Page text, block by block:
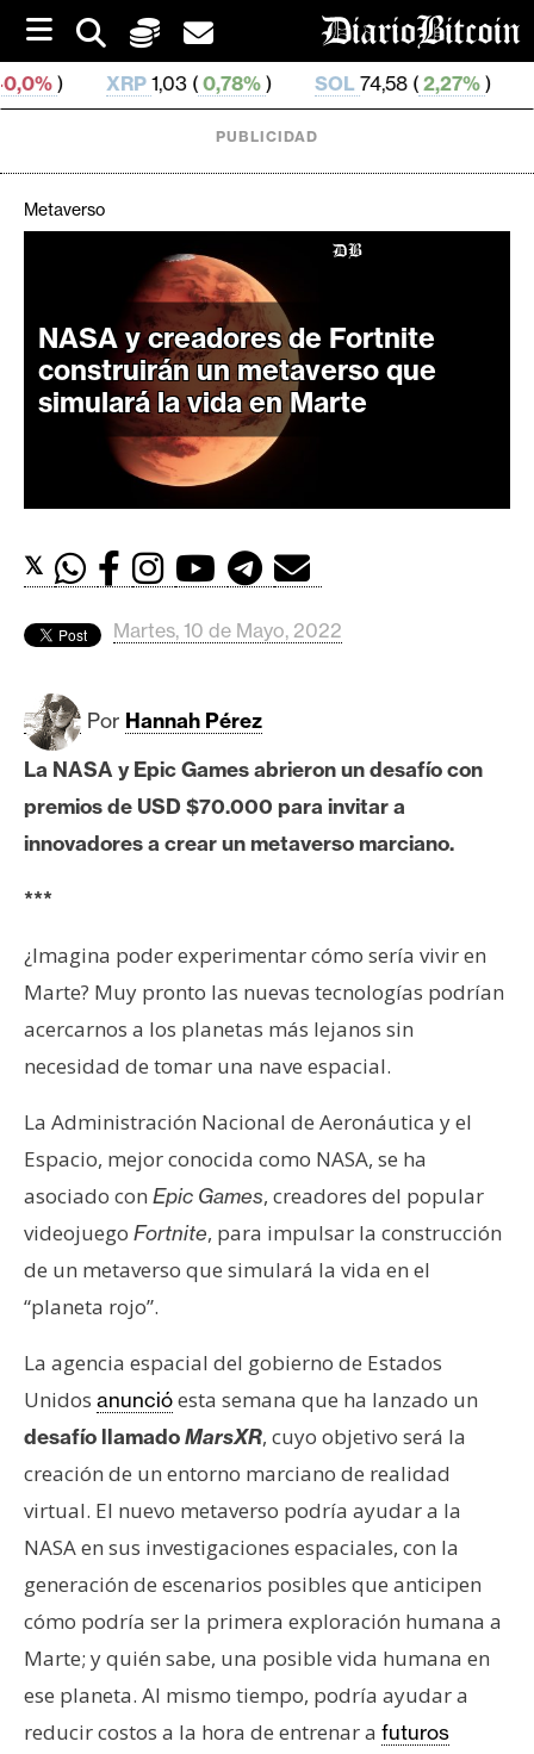
i
p
t
o
1,03 (0,78%) SOL74,58 ( 2,27%) TRX0,327 39 (
i
p
t
o
r
a
d
o
s
i
t
c
o
E
t
h
r
e
m
A
A
n
á
i
s
i
s
N
o
PUBLICIDAD
Metaverso
NASA y creadores de Fortnite
construirán un metaverso que
simulará la vida en Marte
𝕏
Martes, 10 de Mayo, 2022
Por Hannah Pérez
La NASA y Epic Games abrieron un desafío con
premios de USD $70.000 para invitar a
innovadores a crear un metaverso marciano.
***
¿Imagina poder experimentar cómo sería vivir en
Marte? Muy pronto las nuevas tecnologías podrían
acercarnos a los planetas más lejanos sin
necesidad de tomar una nave espacial.
La Administración Nacional de Aeronáutica y el
Espacio, mejor conocida como NASA, se ha
asociado con Epic Games, creadores del popular
videojuego Fortnite, para impulsar la construcción
de un metaverso que simulará la vida en el
“planeta rojo”.
La agencia espacial del gobierno de Estados
Unidos anuncióesta semana que ha lanzado un
desafío llamadoMarsXR, cuyo objetivo será la
creación de un entorno marciano de realidad
virtual. El nuevo metaverso podría ayudar a la
NASA en sus investigaciones espaciales, con la
generación de escenarios posibles que anticipen
cómo podría ser la primera exploración humana a
Marte; y quién sabe, una posible vida humana en
ese planeta. Al mismo tiempo, podría ayudar a
reducir costos a la hora de entrenar a futuros